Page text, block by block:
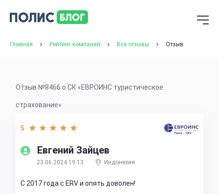
Главная Рейтинг компаний Все отзывы Отзыв
Отзыв №8466 о СК «ЕВРОИНС туристическое
страхование»
Евгений Зайцев
5
23.06.2024 19:13 Индонезия
С 2017 года с ERV и опять доволен!